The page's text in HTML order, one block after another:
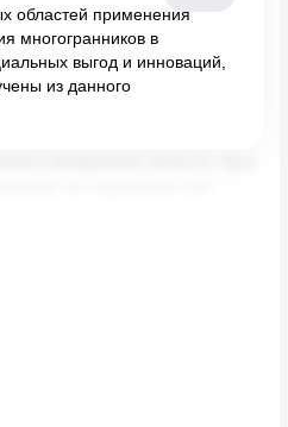
областей применения
многогранников в
выгод и инноваций,
из данного